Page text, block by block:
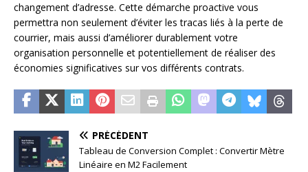
changement d’adresse. Cette démarche proactive vous
permettra non seulement d’éviter les tracas liés à la perte de
courrier, mais aussi d’améliorer durablement votre
organisation personnelle et potentiellement de réaliser des
économies significatives sur vos différents contrats.
PRÉCÉDENT
Tableau de Conversion Complet : Convertir Mètre
Linéaire en M2 Facilement